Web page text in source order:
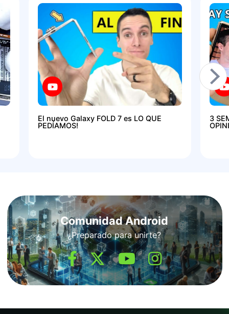
El nuevo Galaxy FOLD 7 es LO QUE
PEDÍAMOS!
3
Comunidad Android
¿Preparado para unirte?